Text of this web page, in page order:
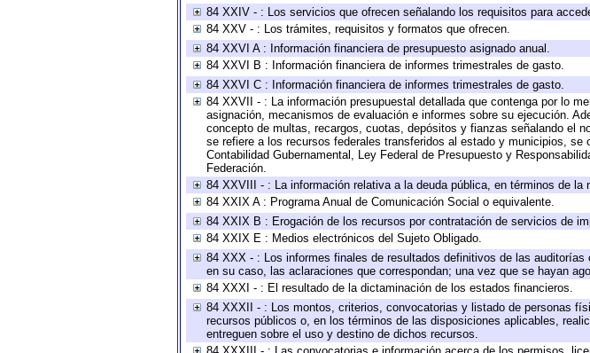
84 XXIV - : Los servicios que ofrecen señalando los requisitos para
84 XXV - : Los trámites, requisitos y formatos que ofrecen.
84 XXVI A : Información financiera de presupuesto asignado anual.
84 XXVI B : Información financiera de informes trimestrales de gasto.
84 XXVI C : Información financiera de informes trimestrales de gasto.
84 XXVII - : La información presupuestal detallada que contenga por lo
asignación, mecanismos de evaluación e informes sobre su ejecución.
concepto de multas, recargos, cuotas, depósitos y fianzas señalando el
se refiere a los recursos federales transferidos al estado y municipios,
Contabilidad Gubernamental, Ley Federal de Presupuesto y
Federación.
84 XXVIII - : La información relativa a la deuda pública, en términos de la
84 XXIX A : Programa Anual de Comunicación Social o equivalente.
84 XXIX B : Erogación de los recursos por contratación de servicios de
84 XXIX E : Medios electrónicos del Sujeto Obligado.
84 XXX - : Los informes finales de resultados definitivos de las
en su caso, las aclaraciones que correspondan; una vez que se hayan
84 XXXI - : El resultado de la dictaminación de los estados financieros.
84 XXXII - : Los montos, criterios, convocatorias y listado de personas
recursos públicos o, en los términos de las disposiciones aplicables,
entreguen sobre el uso y destino de dichos recursos.